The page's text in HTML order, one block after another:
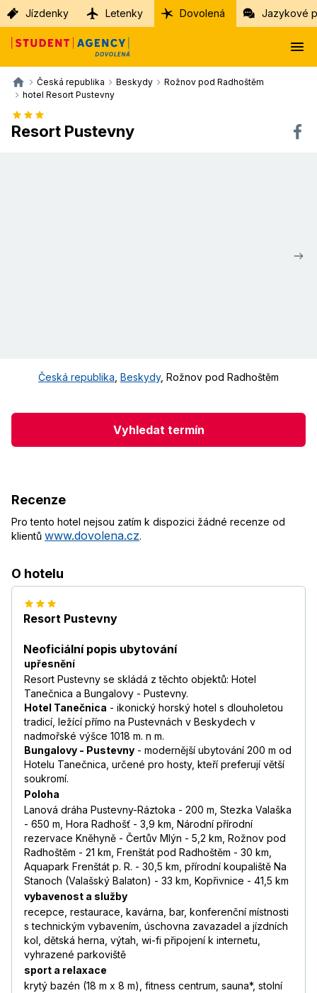
Jízdenky Letenky Dovolená Jazykové
Česká republika Beskydy
Rožnov pod Radhoštěm
hotel Resort Pustevny
Resort Pustevny
Česká republika Beskydy, Rožnov pod Radhoštěm
Vyhledat termín
Recenze
Pro tento hotel nejsou zatím k dispozici žádné recenze od
klientů www.dovolena.cz.
O hotelu
Resort Pustevny
Neoficiální popis ubytování
upřesnění
Resort Pustevny se skládá z těchto objektů: Hotel
Tanečnica a Bungalovy - Pustevny.
Hotel Tanečnica - ikonický horský hotel s dlouholetou
tradicí, ležící přímo na Pustevnách v Beskydech v
nadmořské výšce 1018 m. n m.
Bungalovy - Pustevny - modernější ubytování 200 m od
Hotelu Tanečnica, určené pro hosty, kteří preferují větší
soukromí.
Poloha
Lanová dráha Pustevny-Ráztoka - 200 m, Stezka Valaška
- 650 m, Hora Radhošť - 3,9 km, Národní přírodní
rezervace Kněhyně - Čertův Mlýn - 5,2 km, Rožnov pod
Radhoštěm - 21 km, Frenštát pod Radhoštěm - 30 km,
Aquapark Frenštát p. R. - 30,5 km, přírodní koupaliště Na
Stanoch (Valašský Balaton) - 33 km, Kopřivnice - 41,5 km
vybavenost a služby
recepce, restaurace, kavárna, bar, konferenční místnosti
s technickým vybavením, úschovna zavazadel a jízdních
kol, dětská herna, výtah, wi-fi připojení k internetu,
vyhrazené parkoviště
sport a relaxace
krytý bazén (18 m x 8 m), fitness centrum, sauna*, stolní